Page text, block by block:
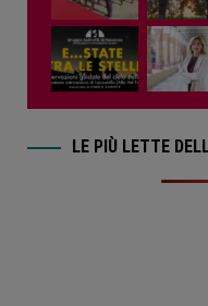
LE PIÙ LETTE